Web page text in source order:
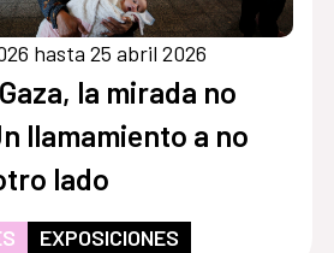
hasta 25 abril 2026
la mirada no
llamamiento a no
lado
EXPOSICIONES